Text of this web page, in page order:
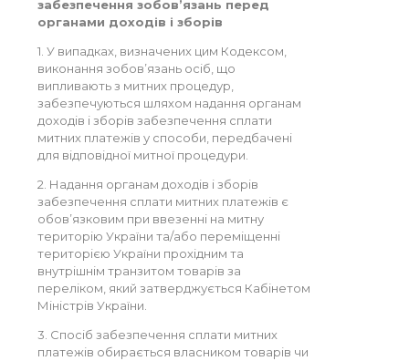
забезпечення зобов’язань перед
органами доходів і зборів
1. У випадках, визначених цим Кодексом,
виконання зобов’язань осіб, що
випливають з митних процедур,
забезпечуються шляхом надання органам
доходів і зборів забезпечення сплати
митних платежів у способи, передбачені
для відповідної митної процедури.
2. Надання органам доходів і зборів
забезпечення сплати митних платежів є
обов’язковим при ввезенні на митну
територію України та/або переміщенні
територією України прохідним та
внутрішнім транзитом товарів за
переліком, який затверджується Кабінетом
Міністрів України.
3. Спосіб забезпечення сплати митних
платежів обирається власником товарів чи